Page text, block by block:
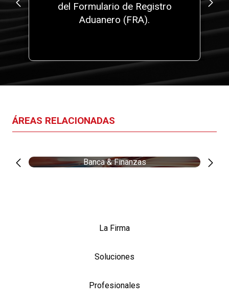
del Formulario de Registro
Aduanero (FRA).
ÁREAS RELACIONADAS
Banca & Finanzas
La Firma
Soluciones
Profesionales